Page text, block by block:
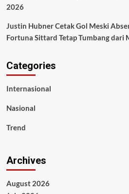
2026
Justin Hubner Cetak Gol Meski
Fortuna Sittard Tetap Tumbang dari
Categories
Internasional
Nasional
Trend
Archives
August 2026